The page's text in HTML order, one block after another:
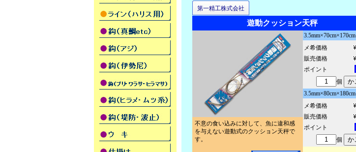
第一精工株式会社
遊動クッション天秤
不意の食い込みに対して、魚に違和感
を与えない遊動式のクッション天秤で
す。
3.5mm×70cm×170cm
メ希価格
販売価格
ポイント
個
3.5mm×80cm×180cm
メ希価格
販売価格
ポイント
個